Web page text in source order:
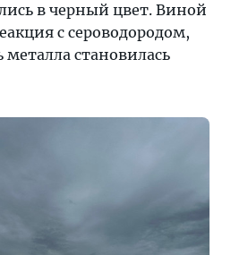
в черный цвет. Виной
с сероводородом,
металла становилась